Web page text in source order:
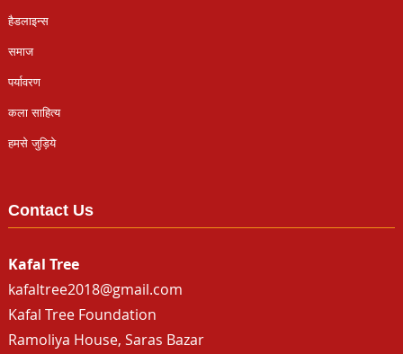
हैडलाइन्स
समाज
पर्यावरण
कला साहित्य
हमसे जुड़िये
Contact Us
Kafal Tree
kafaltree2018@gmail.com
Kafal Tree Foundation
Ramoliya House, Saras Bazar